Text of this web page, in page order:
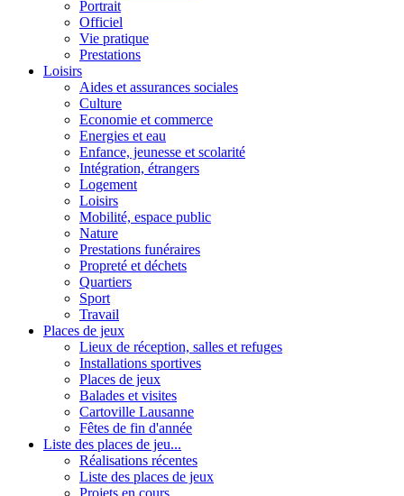
Portrait
Officiel
Vie pratique
Prestations
Loisirs
Aides et assurances sociales
Culture
Economie et commerce
Energies et eau
Enfance, jeunesse et scolarité
Intégration, étrangers
Logement
Loisirs
Mobilité, espace public
Nature
Prestations funéraires
Propreté et déchets
Quartiers
Sport
Travail
Places de jeux
Lieux de réception, salles et refuges
Installations sportives
Places de jeux
Balades et visites
Cartoville Lausanne
Fêtes de fin d'année
Liste des places de jeu...
Réalisations récentes
Liste des places de jeux
Projets en cours